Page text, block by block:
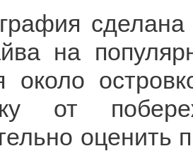
на
около
от
оценить